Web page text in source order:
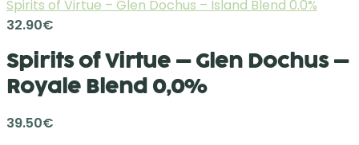
Spirits of Virtue – Glen Dochus – Island Blend 0.0%
32.90€
Spirits of Virtue – Glen Dochus –
Royale Blend 0,0%
39.50€